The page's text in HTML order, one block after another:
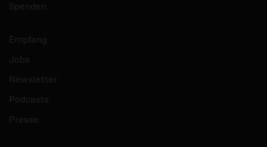
Spenden
Empfang
Jobs
Newsletter
Podcasts
Presse